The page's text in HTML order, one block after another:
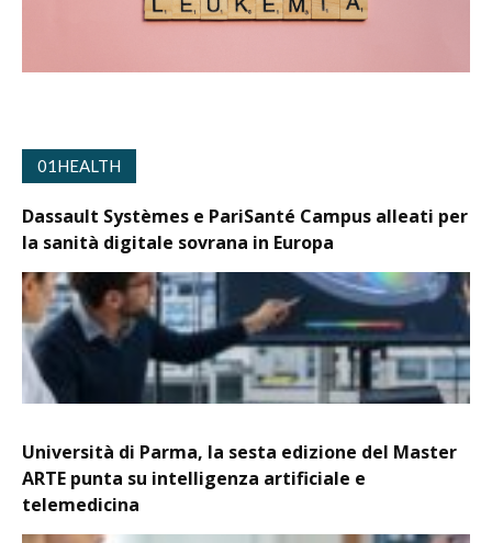
01HEALTH
Dassault Systèmes e PariSanté Campus alleati per
la sanità digitale sovrana in Europa
Università di Parma, la sesta edizione del Master
ARTE punta su intelligenza artificiale e
telemedicina